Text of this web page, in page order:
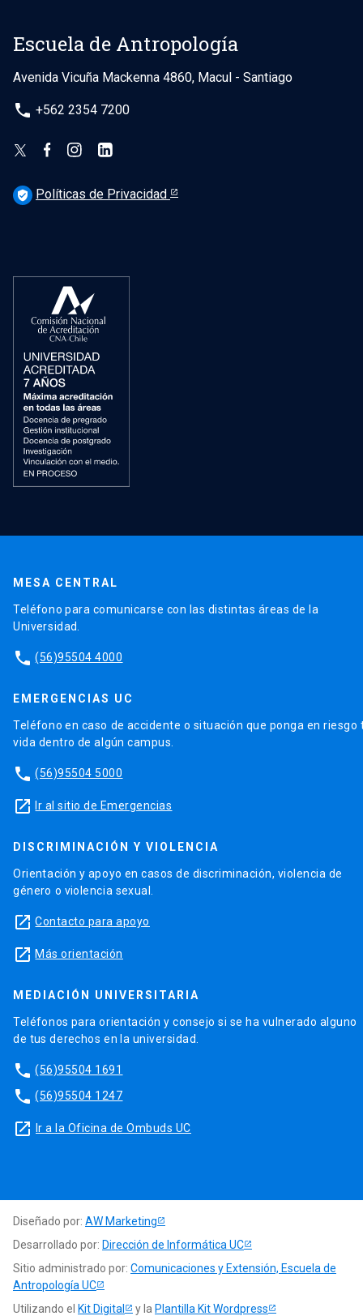
Escuela de Antropología
Avenida Vicuña Mackenna 4860, Macul - Santiago
phone +562 2354 7200
verified_user Políticas de Privacidad
MESA CENTRAL
Teléfono para comunicarse con las distintas áreas de la
Universidad.
phone (56)95504 4000
EMERGENCIAS UC
Teléfono en caso de accidente o situación que ponga en riesgo
vida dentro de algún campus.
phone (56)95504 5000
launch Ir al sitio de Emergencias
DISCRIMINACIÓN Y VIOLENCIA
Orientación y apoyo en casos de discriminación, violencia de
género o violencia sexual.
launch Contacto para apoyo
launch Más orientación
MEDIACIÓN UNIVERSITARIA
Teléfonos para orientación y consejo si se ha vulnerado alguno
de tus derechos en la universidad.
phone (56)95504 1691
phone (56)95504 1247
launch Ir a la Oficina de Ombuds UC
Diseñado por: AW Marketing
Desarrollado por: Dirección de Informática UC
Sitio administrado por: Comunicaciones y Extensión, Escuela de
Antropología UC
Utilizando el Kit Digital y la Plantilla Kit Wordpress